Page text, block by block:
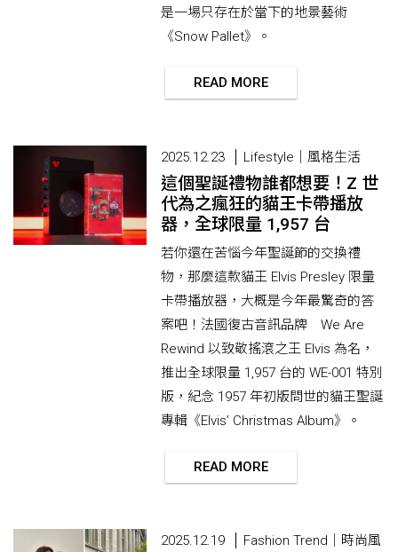
是一場只存在於當下的地景藝術
《Snow Pallet》。
READ MORE
2025.12.23 Lifestyle｜風格生活
這個聖誕禮物誰都想要！Z 世
代為之瘋狂的貓王卡帶播放
器，全球限量 1,957 台
若你還在苦惱今年聖誕節的交換禮
物，那麼這款貓王 Elvis Presley 限量
卡帶播放器，大概是今年最驚奇的答
案吧！法國復古音訊品牌 We Are
Rewind 以致敬搖滾之王 Elvis 為名，
推出全球限量 1,957 台的 WE-001 特別
版，紀念 1957 年初版問世的貓王聖誕
專輯《Elvis’ Christmas Album》。
READ MORE
2025.12.19
Fashion Trend｜時尚風